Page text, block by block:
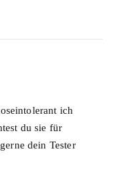
ich
du sie für
dein Tester